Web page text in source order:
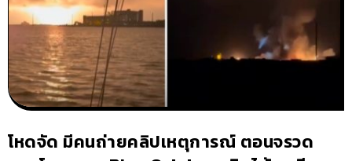
โหดจัด มีคนถ่ายคลิปเหตุการณ์ ตอนจรวด